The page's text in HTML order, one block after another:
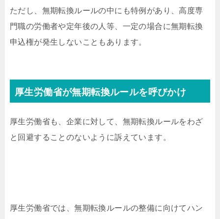
ただし、無期転換ルールの中にも特例があり、高度専
門職の労働者や定年後の人等、一定の場合に無期転換
申込権が発生しないこともあります。
厚生労働省が無期転換ルールを呼びかけ
厚生労働省も、企業に対して、無期転換ルールをわざ
と回避することのないように訴えています。
厚生労働省では、無期転換ルールの整備に向けてハン